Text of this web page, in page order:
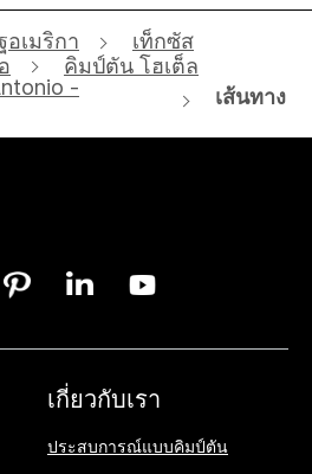
อเมริกา
เท็กซัส
คิมป์ตัน โฮเต็ล
-
เส้นทาง
เกี่ยวกับเรา
ประสบการณ์แบบคิมป์ตัน